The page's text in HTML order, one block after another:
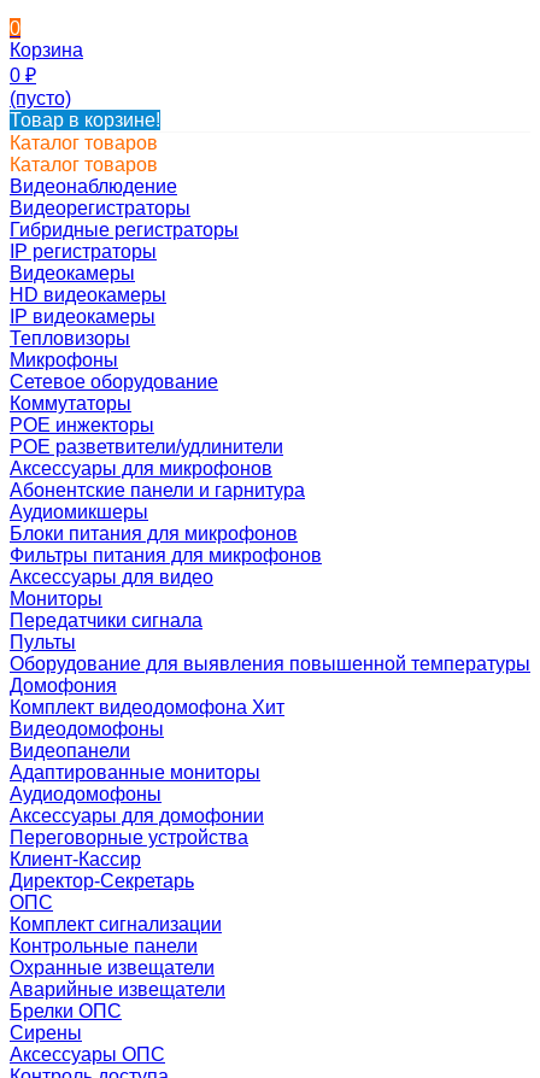
0
Корзина
0 ₽
(пусто)
Товар в корзине!
Каталог товаров
Каталог товаров
Видеонаблюдение
Видеорегистраторы
Гибридные регистраторы
IP регистраторы
Видеокамеры
HD видеокамеры
IP видеокамеры
Тепловизоры
Микрофоны
Сетевое оборудование
Коммутаторы
POE инжекторы
POE разветвители/удлинители
Аксессуары для микрофонов
Абонентские панели и гарнитура
Аудиомикшеры
Блоки питания для микрофонов
Фильтры питания для микрофонов
Аксессуары для видео
Мониторы
Передатчики сигнала
Пульты
Оборудование для выявления повышенной температуры
Домофония
Комплект видеодомофона Хит
Видеодомофоны
Видеопанели
Адаптированные мониторы
Аудиодомофоны
Аксессуары для домофонии
Переговорные устройства
Клиент-Кассир
Директор-Секретарь
ОПС
Комплект сигнализации
Контрольные панели
Охранные извещатели
Аварийные извещатели
Брелки ОПС
Сирены
Аксессуары ОПС